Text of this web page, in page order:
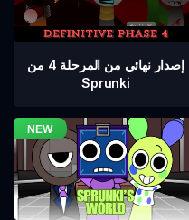
إصدار نهائي من المرحلة 4 من
Sprunki